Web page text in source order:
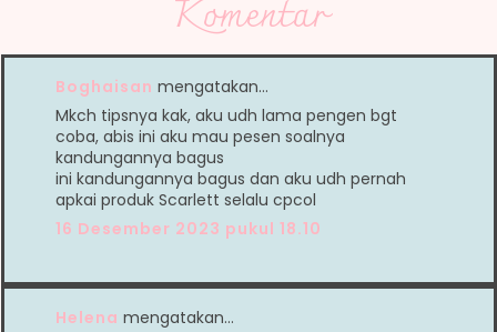
Komentar
Boghaisan mengatakan…
Mkch tipsnya kak, aku udh lama pengen bgt
coba, abis ini aku mau pesen soalnya
kandungannya bagus
ini kandungannya bagus dan aku udh pernah
apkai produk Scarlett selalu cpcol
16 Desember 2023 pukul 18.10
Helena mengatakan…